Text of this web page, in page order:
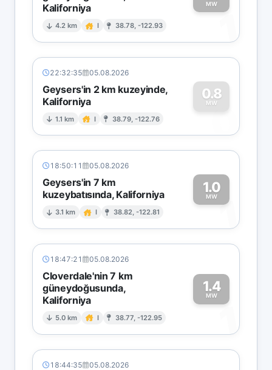
Kaliforniya
4.2 km I 38.78, -122.93
MW
1
22:32:35 05.08.2026
Geysers'in 2 km kuzeyinde,
Kaliforniya
1.1 km I 38.79, -122.76
0.8
MW
0
18:50:11 05.08.2026
Geysers'in 7 km
kuzeybatısında, Kaliforniya
3.1 km I 38.82, -122.81
1.0
MW1
18:47:21 05.08.2026
Cloverdale'nin 7 km
güneydoğusunda,
Kaliforniya
5.0 km I 38.77, -122.95
1.4
MW
1
18:44:35 05.08.2026